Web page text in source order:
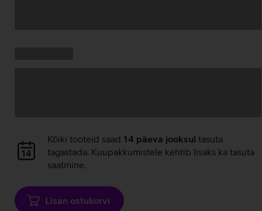
Andmete
laadimine
Kõiki tooteid saad 14 päeva jooksul tasuta
tagastada. Kuupakkumistele kehtib lisaks ka tasuta
saatmine.
Lisan ostukorvi